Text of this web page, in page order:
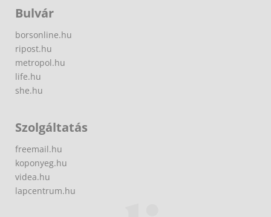
Bulvár
borsonline.hu
ripost.hu
metropol.hu
life.hu
she.hu
Szolgáltatás
freemail.hu
koponyeg.hu
videa.hu
lapcentrum.hu